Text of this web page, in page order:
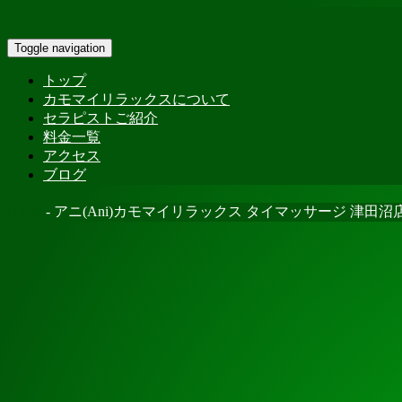
Toggle navigation
トップ
カモマイリラックスについて
セラピストご紹介
料金一覧
アクセス
ブログ
- アニ(Ani)カモマイリラックス タイマッサージ 津田沼